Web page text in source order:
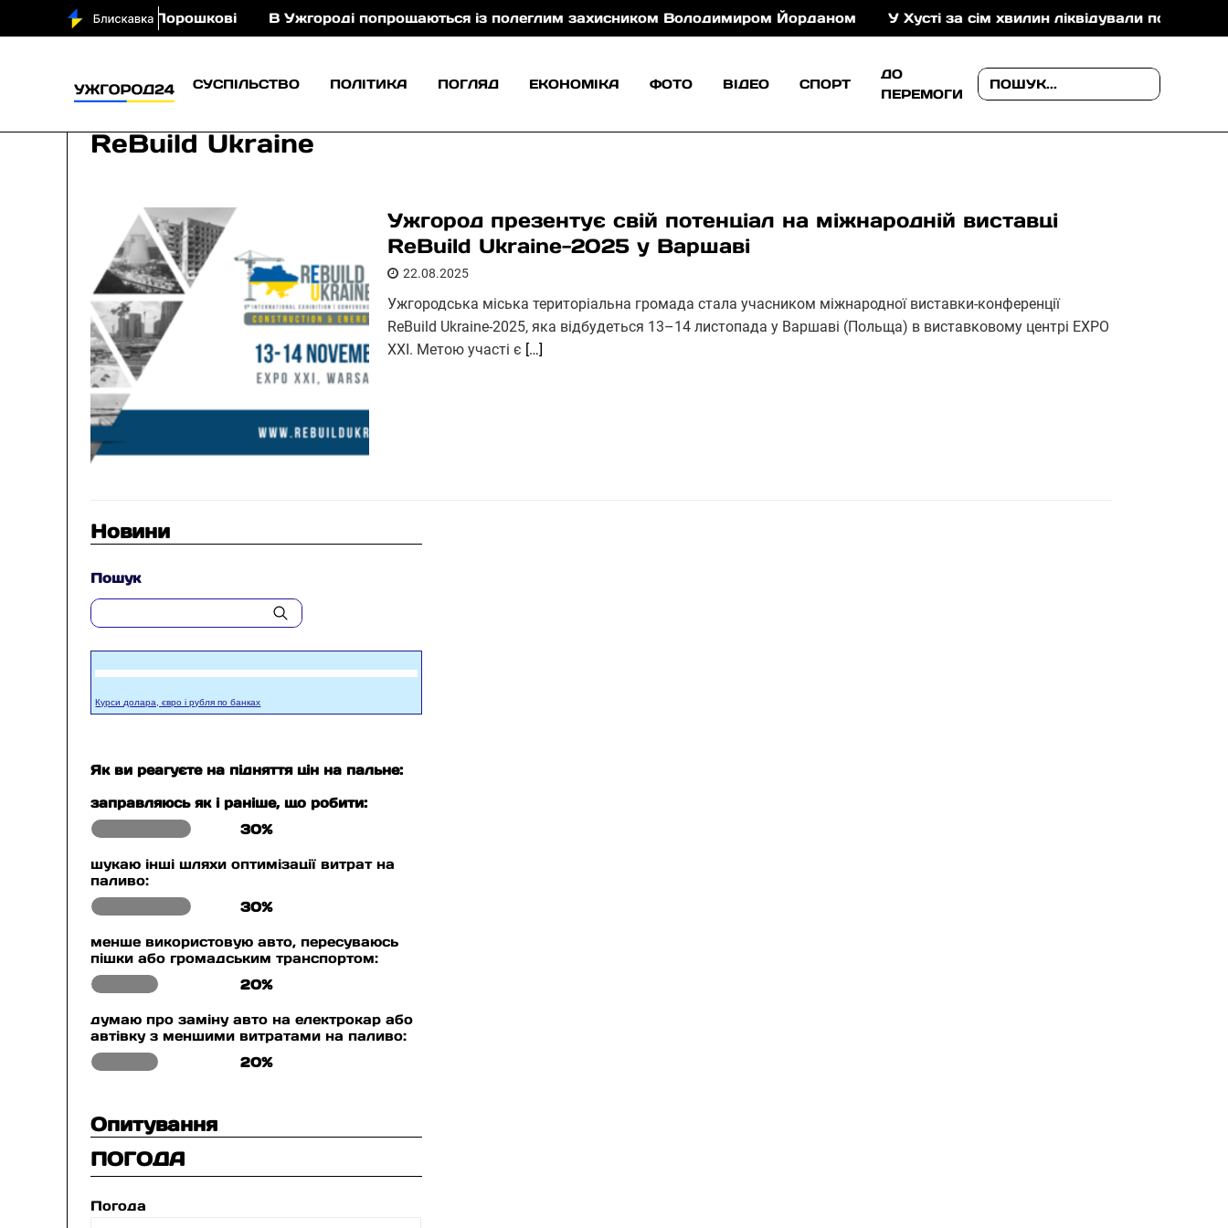
з кіньми у Порошкові В Ужгороді попрощаються із полеглим захисником Володимиром Йорданом У Хусті за сім хвилин ліквідували пожежу в
СУСПІЛЬСТВО ПОЛІТИКА ПОГЛЯД ЕКОНОМІКА ФОТО ВІДЕО СПОРТ
ДО
ПЕРЕМОГИ
ReBuild Ukraine
Ужгород презентує свій потенціал на міжнародній виставці
ReBuild Ukraine-2025 у Варшаві
22.08.2025
Ужгородська міська територіальна громада стала учасником міжнародної виставки-конференції
ReBuild Ukraine-2025, яка відбудеться 13–14 листопада у Варшаві (Польща) в виставковому центрі EXPO
XXI. Метою участі є […]
Новини
Пошук
Курси долара, євро і рубля по банках
Як ви реагуєте на підняття цін на пальне:
заправляюсь як і раніше, що робити:
30%
шукаю інші шляхи оптимізації витрат на
паливо:
30%
менше використовую авто, пересуваюсь
пішки або громадським транспортом:
20%
думаю про заміну авто на електрокар або
автівку з меншими витратами на паливо:
20%
Опитування
ПОГОДА
Погода